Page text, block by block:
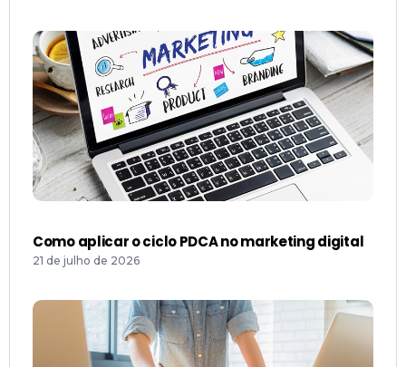
Como aplicar o ciclo PDCA no marketing digital
21 de julho de 2026